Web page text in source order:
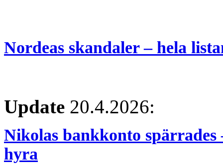
Nordeas skandaler – hela
Update 20.4.2026:
Nikolas bankkonto
hyra